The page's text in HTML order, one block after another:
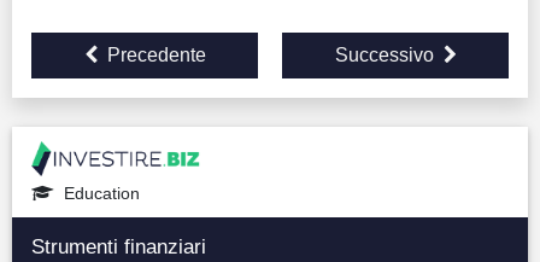
Precedente Successivo
Education
Strumenti finanziari